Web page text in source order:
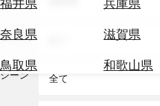
奈良県
滋賀県
鳥取県
和歌山県
テ
を
テーマ
シーン 全て